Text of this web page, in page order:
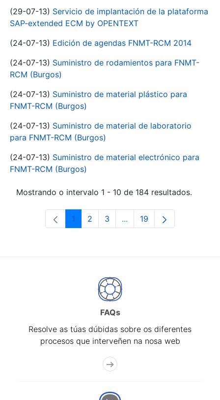
(29-07-13) Servicio de implantación de la plataforma
SAP-extended ECM by OPENTEXT
(24-07-13) Edición de agendas FNMT-RCM 2014
(24-07-13) Suministro de rodamientos para FNMT-
RCM (Burgos)
(24-07-13) Suministro de material plástico para
FNMT-RCM (Burgos)
(24-07-13) Suministro de material de laboratorio
para FNMT-RCM (Burgos)
(24-07-13) Suministro de material electrónico para
FNMT-RCM (Burgos)
Mostrando o intervalo 1 - 10 de 184 resultados.
Páxina
1 Páxina
2 Páxina
3 ...Páxinas intermedias Use
Páxina
19
FAQs
Resolve as túas dúbidas sobre os diferentes
procesos que interveñen na nosa web